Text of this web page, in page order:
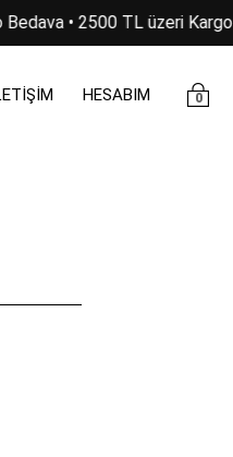
• 2500 TL üzeri
HESABIM 0